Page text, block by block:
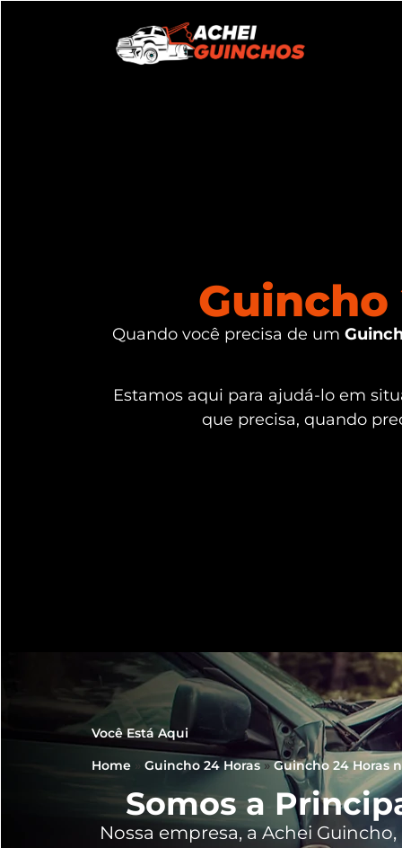
Guincho
Quando você precisa de um
Estamos aqui para ajudá-lo em
que precisa, quando
Você Está Aqui
Home
Guincho 24 Horas»Guincho 24 Horas
Somos a
Nossa empresa, aAchei Guincho